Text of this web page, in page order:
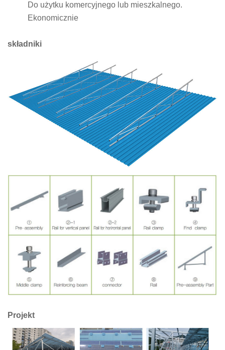
Do użytku komercyjnego lub mieszkalnego.
Ekonomicznie
składniki
Projekt